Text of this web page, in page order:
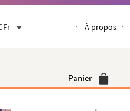
À propos
Panier